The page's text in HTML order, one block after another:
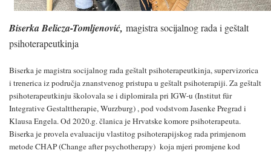
Biserka Belicza-Tomljenović, magistra socijalnog rada i geštalt
psihoterapeutkinja
Biserka je magistra socijalnog rada geštalt psihoterapeutkinja, supervizorica
i trenerica iz područja znanstvenog pristupa u geštalt psihoterapiji. Za geštalt
psihoterapeutkinju školovala se i diplomirala pri IGW-u (Institut für
Integrative Gestalttherapie, Wurzburg) , pod vodstvom Jasenke Pregrad i
Klausa Engela. Od 2020.g. članica je Hrvatske komore psihoterapeuta.
Biserka je provela evaluaciju vlastitog psihoterapijskog rada primjenom
metode CHAP (Change after psychotherapy) koja mjeri promjene kod